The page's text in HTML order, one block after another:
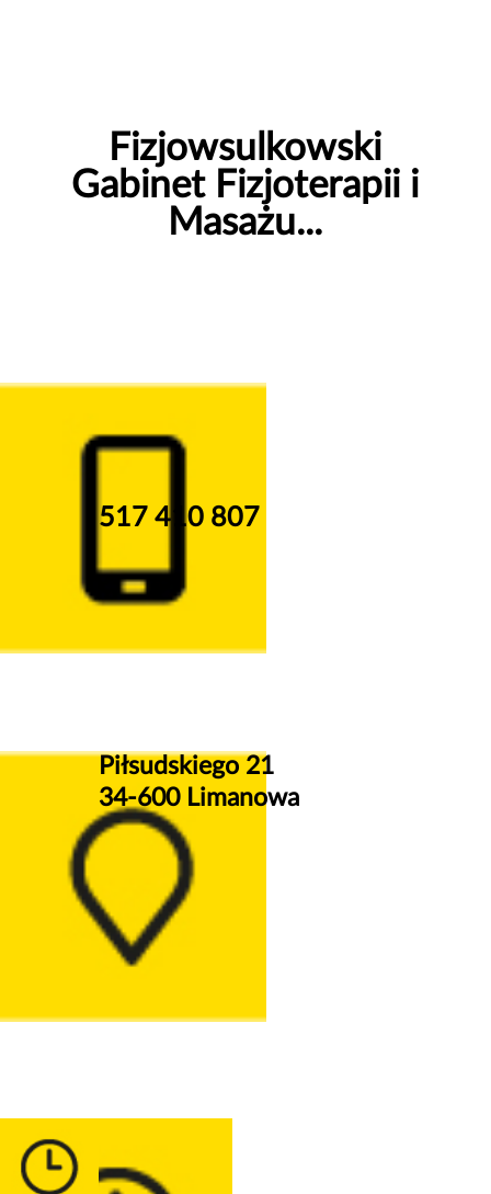
Fizjowsulkowski
Gabinet Fizjoterapii i
Masażu...
517 410 807
Piłsudskiego 21
34-600 Limanowa